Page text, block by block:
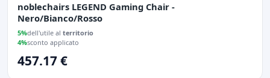
noblechairs LEGEND Gaming Chair -
Nero/Bianco/Rosso
5%dell'utile al territorio
4%sconto applicato
457.17 €